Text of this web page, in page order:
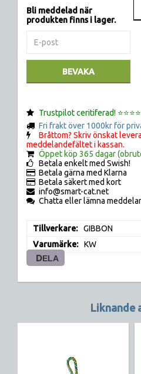
Bli meddelad när
produkten finns i lager.
BEVAKA
Trustpilot ceritiferad!
Fri frakt över 1000kr för
Bråttom? Skriv önskat
meddelandefältet i kassan.
Öppet köp 365 dagar
Betala enkelt med Swish!
Betala gärna med Klarna
Betala säkert med kort
info@smart-cat.net
Chatta eller lämna
Tillverkare
GIBBON
Varumärke
KW
DELA
Liknande